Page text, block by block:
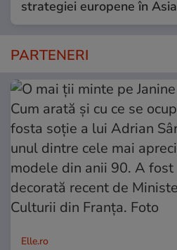
strategiei europene în Asia
PARTENERI
Elle.ro